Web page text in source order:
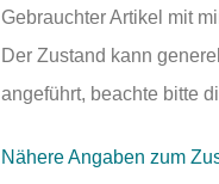
Gebrauchter Artikel mit
Der Zustand kann
angeführt, beachte bitte
Nähere Angaben zum